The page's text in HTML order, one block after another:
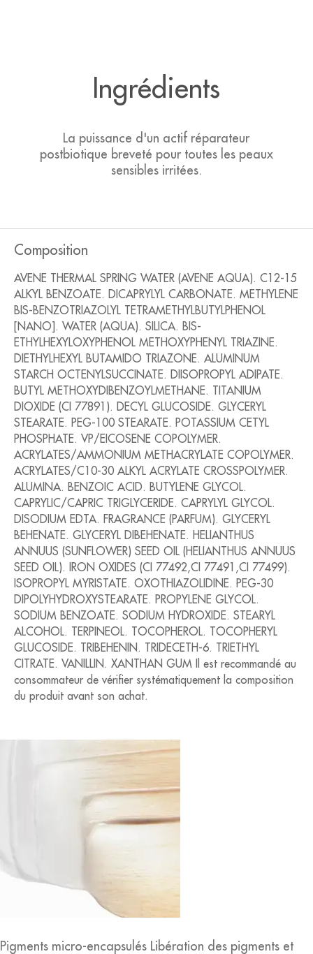
Ingrédients
La puissance d'un actif réparateur
postbiotique breveté pour toutes les peaux
sensibles irritées.
Composition
AVENE THERMAL SPRING WATER (AVENE AQUA). C12-15
ALKYL BENZOATE. DICAPRYLYL CARBONATE. METHYLENE
BIS-BENZOTRIAZOLYL TETRAMETHYLBUTYLPHENOL
[NANO]. WATER (AQUA). SILICA. BIS-
ETHYLHEXYLOXYPHENOL METHOXYPHENYL TRIAZINE.
DIETHYLHEXYL BUTAMIDO TRIAZONE. ALUMINUM
STARCH OCTENYLSUCCINATE. DIISOPROPYL ADIPATE.
BUTYL METHOXYDIBENZOYLMETHANE. TITANIUM
DIOXIDE (CI 77891). DECYL GLUCOSIDE. GLYCERYL
STEARATE. PEG-100 STEARATE. POTASSIUM CETYL
PHOSPHATE. VP/EICOSENE COPOLYMER.
ACRYLATES/AMMONIUM METHACRYLATE COPOLYMER.
ACRYLATES/C10-30 ALKYL ACRYLATE CROSSPOLYMER.
ALUMINA. BENZOIC ACID. BUTYLENE GLYCOL.
CAPRYLIC/CAPRIC TRIGLYCERIDE. CAPRYLYL GLYCOL.
DISODIUM EDTA. FRAGRANCE (PARFUM). GLYCERYL
BEHENATE. GLYCERYL DIBEHENATE. HELIANTHUS
ANNUUS (SUNFLOWER) SEED OIL (HELIANTHUS ANNUUS
SEED OIL). IRON OXIDES (CI 77492,CI 77491,CI 77499).
ISOPROPYL MYRISTATE. OXOTHIAZOLIDINE. PEG-30
DIPOLYHYDROXYSTEARATE. PROPYLENE GLYCOL.
SODIUM BENZOATE. SODIUM HYDROXIDE. STEARYL
ALCOHOL. TERPINEOL. TOCOPHEROL. TOCOPHERYL
GLUCOSIDE. TRIBEHENIN. TRIDECETH-6. TRIETHYL
CITRATE. VANILLIN. XANTHAN GUM Il est recommandé au
consommateur de vérifier systématiquement la composition
du produit avant son achat.
Pigments micro-encapsulés Libération des pigments et